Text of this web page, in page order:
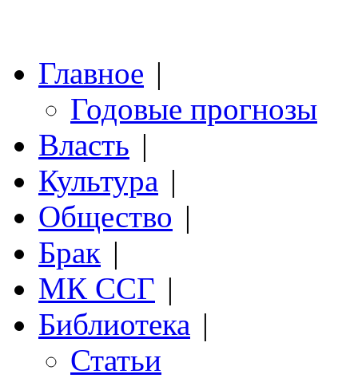
Главное |
Годовые прогнозы
Власть |
Культура |
Общество |
Брак |
МК ССГ |
Библиотека |
Статьи